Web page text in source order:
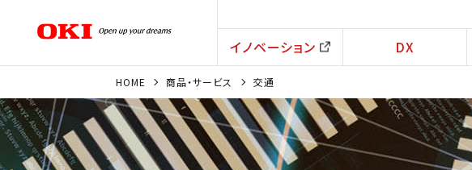
イノベーション DX
HOME 商品・サービス 交通